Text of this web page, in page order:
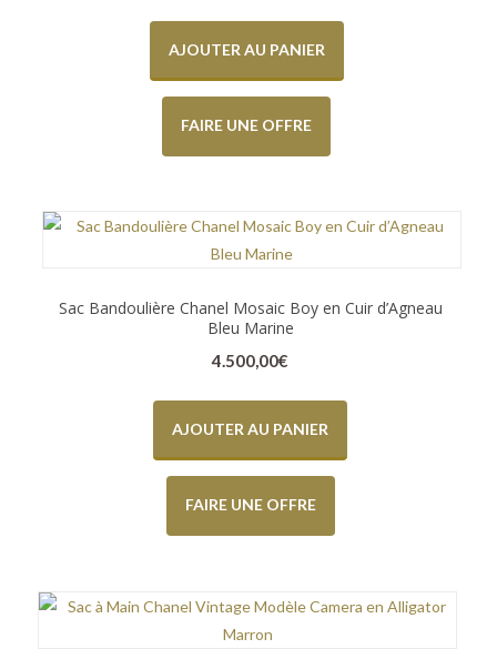
AJOUTER AU PANIER
FAIRE UNE OFFRE
Sac Bandoulière Chanel Mosaic Boy en Cuir d’Agneau
Bleu Marine
4.500,00€
AJOUTER AU PANIER
FAIRE UNE OFFRE